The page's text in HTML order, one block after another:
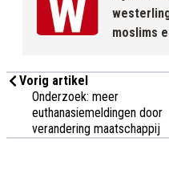
moslims
Vorig artikel
Onderzoek: meer
euthanasiemeldingen door
verandering maatschappij